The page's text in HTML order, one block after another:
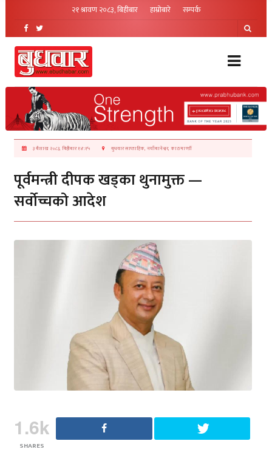
२१ श्रावण २०८३, बिहीबार हाम्रोबारे सम्पर्क
३ बैशाख २०८३, बिहीबार १४:१५ बुधवार साप्ताहिक, नयाँबानेश्वर, काठमाण्डौं
पूर्वमन्त्री दीपक खड्का थुनामुक्त —
सर्वोच्चको आदेश
1.6k
SHARES